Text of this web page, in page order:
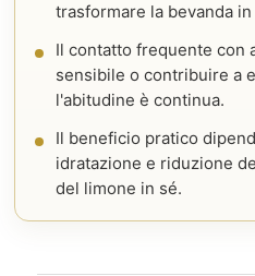
trasformare la bevanda
Il contatto frequente con
sensibile o contribuire a
l'abitudine è continua.
Il beneficio pratico
idratazione e riduzione
del limone in sé.